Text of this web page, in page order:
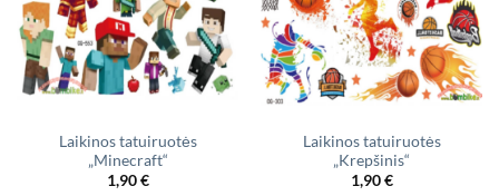
Laikinos tatuiruotės
„Minecraft“
1,90€
Laikinos tatuiruotės
„Krepšinis“
1,90€